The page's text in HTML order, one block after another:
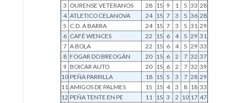
3 OURENSE VETERANOS 28 15 9 1 5 33 28
4 ATLETICO CELANOVA 24 15 7 3 5 36 28
5 C.D. A BARRA 24 15 7 3 5 31 29
6 CAFÉ WENCES 22 15 6 4 5 29 31
7 A BOLA 22 15 6 4 5 29 33
8 FOGAR DO BREOGÁN 20 15 6 2 7 32 37
9 BOICAR AUTO 20 15 6 2 7 32 39
10 PEÑA PARRILLA 18 15 5 3 7 28 29
11 AMIGOS DE PALMES 15 15 4 3 8 18 33
12 PEÑA TENTE EN PE 11 15 3 2 10 17 47